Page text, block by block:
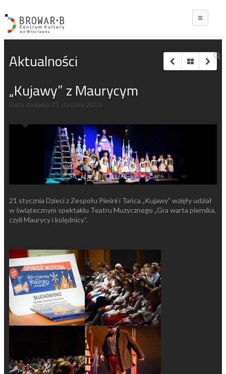
Aktualności
„Kujawy” z Maurycym
Data dodania 23 stycznia 2015
21 stycznia Dzieci z Zespołu Pieśni i Tańca „Kujawy” wzięły udział
w świątecznym spektaklu Teatru Muzycznego „Gra warta piernika,
czyli Maurycy i kolędnicy”.